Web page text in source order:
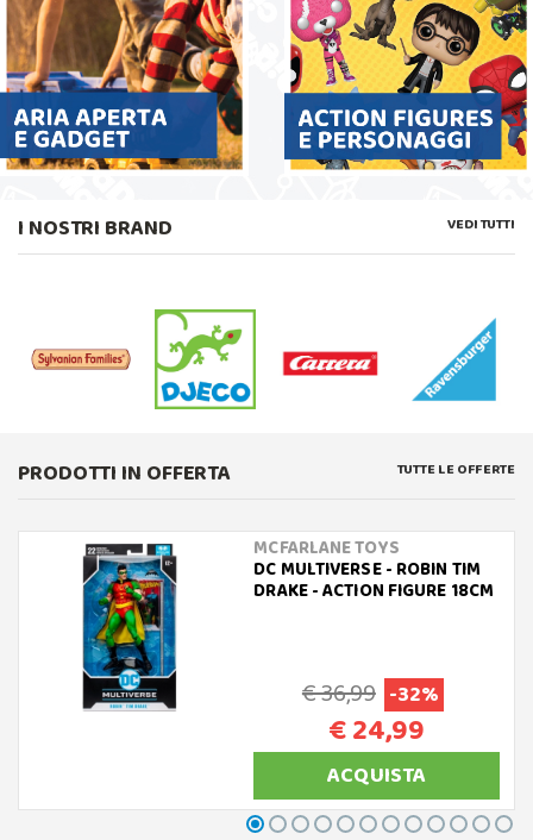
I NOSTRI BRAND VEDI TUTTI
PRODOTTI IN OFFERTA TUTTE LE OFFERTE
MCFARLANE TOYS
DC MULTIVERSE - ROBIN TIM
DRAKE - ACTION FIGURE 18CM
€ 36,99 -32%
€ 24,99
ACQUISTA